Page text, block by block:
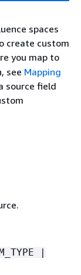
spaces
create custom
you map to
see Mapping
source field
|